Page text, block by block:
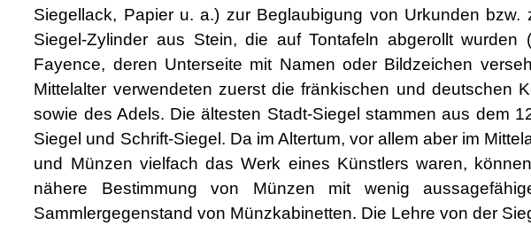
Siegellack, Papier u. a.) zur Beglaubigung von Urkunden
Siegel-Zylinder aus Stein, die auf Tontafeln abgerollt
Fayence, deren Unterseite mit Namen oder Bildzeichen
Mittelalter verwendeten zuerst die fränkischen und deutschen
sowie des Adels. Die ältesten Stadt-Siegel stammen aus dem
Siegel und Schrift-Siegel. Da im Altertum, vor allem aber im
und Münzen vielfach das Werk eines Künstlers waren,
nähere Bestimmung von Münzen mit wenig
Sammlergegenstand von Münzkabinetten. Die Lehre von der